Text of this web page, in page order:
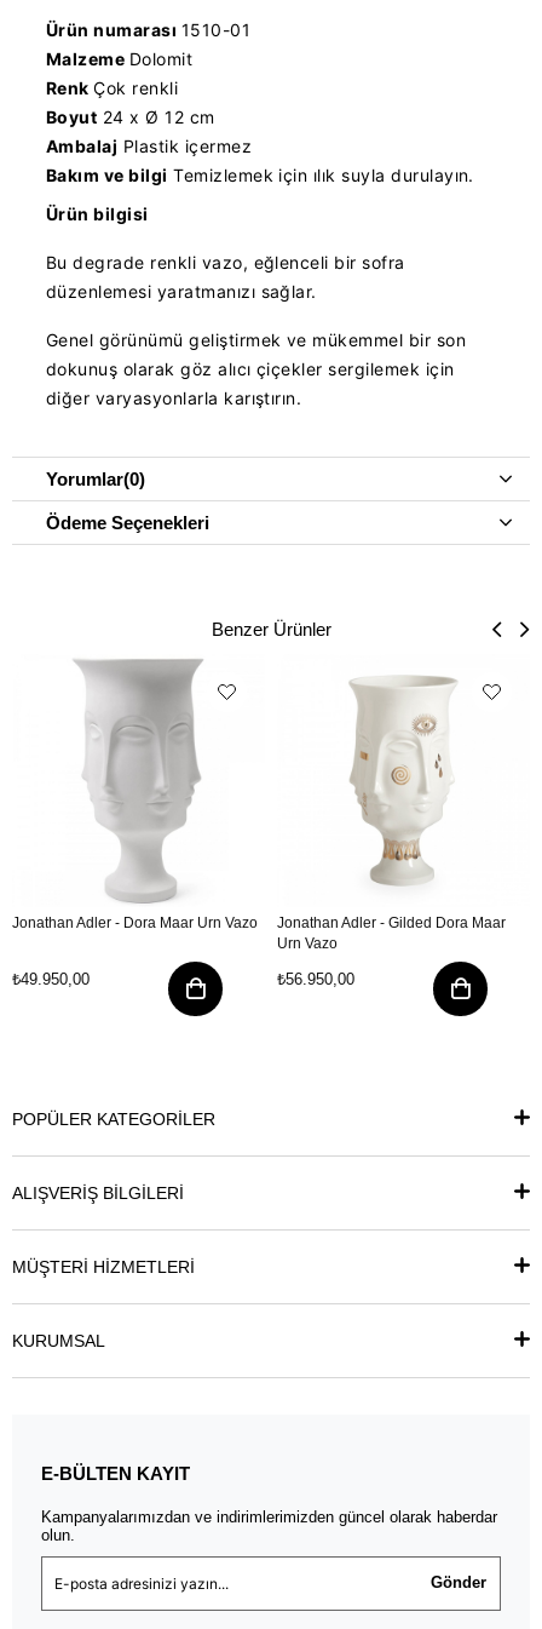
Ürün numarası 1510-01
Malzeme Dolomit
RenkÇok renkli
Boyut 24 x Ø 12 cm
Ambalaj Plastik içermez
Bakım ve bilgi Temizlemek için ılık suyla durulayın.
Ürün bilgisi
Bu degrade renkli vazo, eğlenceli bir sofra
düzenlemesi yaratmanızı sağlar.
Genel görünümü geliştirmek ve mükemmel bir son
dokunuş olarak göz alıcı çiçekler sergilemek için
diğer varyasyonlarla karıştırın.
Yorumlar(0)
Ödeme Seçenekleri
Benzer Ürünler
Jonathan Adler - Dora Maar Urn Vazo
₺49.950,00
Jonathan Adler - Gilded Dora Maar
Urn Vazo
₺56.950,00
POPÜLER KATEGORİLER
ALIŞVERİŞ BİLGİLERİ
MÜŞTERİ HİZMETLERİ
KURUMSAL
E-BÜLTEN KAYIT
Kampanyalarımızdan ve indirimlerimizden güncel olarak haberdar
olun.
Gönder